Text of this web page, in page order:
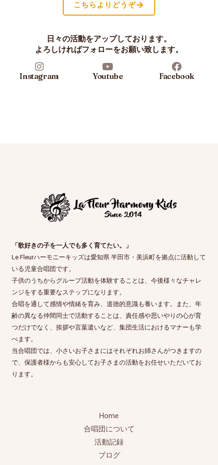
こちらよりどうぞ
日々の活動をアップしております。
よろしければフォローをお願い致します。
Instagram Youtube Facebook
「歌好きの子を一人でも多く育てたい。」
Le Fleurハーモニーキッズは愛知県 半田市・美浜町を拠点に活動して
いる児童合唱団です。
子供のうちからグループ活動を体験することは、今後様々なチャレ
ンジをする重要なステップになります。
合唱を通して感情や情緒を育み、道徳的意識も養います。また、年
齢の異なる仲間同士で活動することは、責任感や思いやりの心が育
つだけでなく、挨拶や言葉遣いなど、集団生活におけるマナーも学
べます。
当合唱団では、小さいお子さまにはそれぞれお姉さんがつきますの
で、保護者様からも安心してお子さまの活動をお任せいただいてお
ります。
Home
合唱団について
活動記録
ブログ